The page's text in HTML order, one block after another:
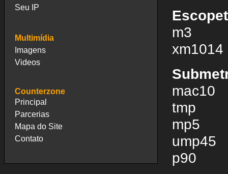
Seu IP
Multimídia
Imagens
Videos
Counterzone
Principal
Parcerias
Mapa do Site
Contato
m3
xm1014
mac10
tmp
mp5
ump45
p90